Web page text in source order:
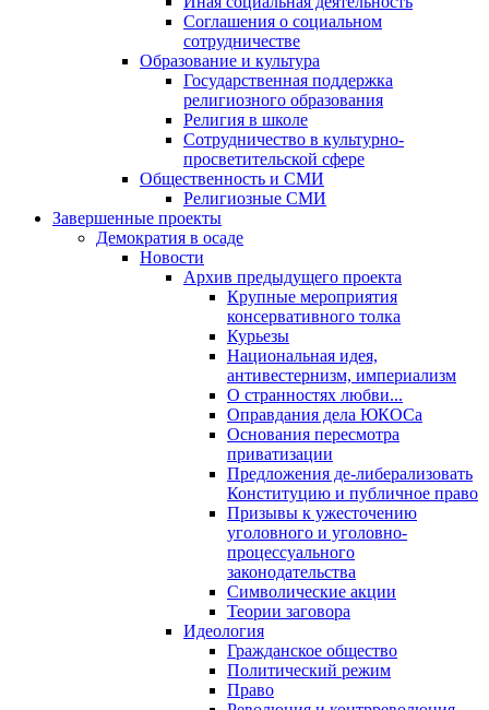
Соглашения о социальном
сотрудничестве
Образование и культура
Государственная поддержка
религиозного образования
Религия в школе
Сотрудничество в культурно-
просветительской сфере
Общественность и СМИ
Религиозные СМИ
Завершенные проекты
Демократия в осаде
Новости
Архив предыдущего проекта
Крупные мероприятия
консервативного толка
Курьезы
Национальная идея,
антивестернизм, империализм
О странностях любви...
Оправдания дела ЮКОСа
Основания пересмотра
приватизации
Предложения де-либерализовать
Конституцию и публичное право
Призывы к ужесточению
уголовного и уголовно-
процессуального
законодательства
Символические акции
Теории заговора
Идеология
Гражданское общество
Политический режим
Право